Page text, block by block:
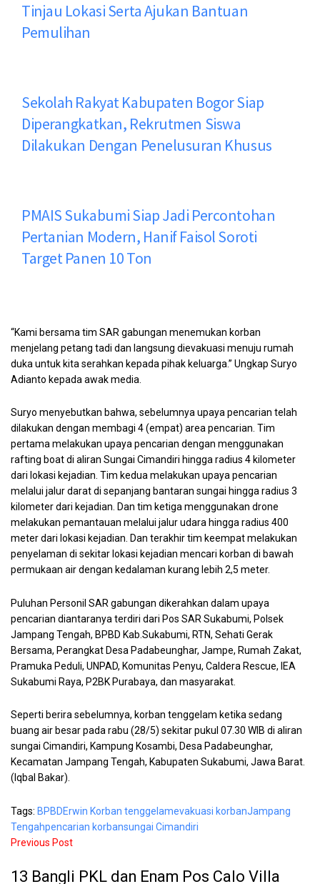
Tinjau Lokasi Serta Ajukan Bantuan
Pemulihan
Sekolah Rakyat Kabupaten Bogor Siap
Diperangkatkan, Rekrutmen Siswa
Dilakukan Dengan Penelusuran Khusus
PMAIS Sukabumi Siap Jadi Percontohan
Pertanian Modern, Hanif Faisol Soroti
Target Panen 10 Ton
“Kami bersama tim SAR gabungan menemukan korban
menjelang petang tadi dan langsung dievakuasi menuju rumah
duka untuk kita serahkan kepada pihak keluarga.” Ungkap Suryo
Adianto kepada awak media.
Suryo menyebutkan bahwa, sebelumnya upaya pencarian telah
dilakukan dengan membagi 4 (empat) area pencarian. Tim
pertama melakukan upaya pencarian dengan menggunakan
rafting boat di aliran Sungai Cimandiri hingga radius 4 kilometer
dari lokasi kejadian. Tim kedua melakukan upaya pencarian
melalui jalur darat di sepanjang bantaran sungai hingga radius 3
kilometer dari kejadian. Dan tim ketiga menggunakan drone
melakukan pemantauan melalui jalur udara hingga radius 400
meter dari lokasi kejadian. Dan terakhir tim keempat melakukan
penyelaman di sekitar lokasi kejadian mencari korban di bawah
permukaan air dengan kedalaman kurang lebih 2,5 meter.
Puluhan Personil SAR gabungan dikerahkan dalam upaya
pencarian diantaranya terdiri dari Pos SAR Sukabumi, Polsek
Jampang Tengah, BPBD Kab.Sukabumi, RTN, Sehati Gerak
Bersama, Perangkat Desa Padabeunghar, Jampe, Rumah Zakat,
Pramuka Peduli, UNPAD, Komunitas Penyu, Caldera Rescue, IEA
Sukabumi Raya, P2BK Purabaya, dan masyarakat.
Seperti berira sebelumnya, korban tenggelam ketika sedang
buang air besar pada rabu (28/5) sekitar pukul 07.30 WIB di aliran
sungai Cimandiri, Kampung Kosambi, Desa Padabeunghar,
Kecamatan Jampang Tengah, Kabupaten Sukabumi, Jawa Barat.
(Iqbal Bakar).
Tags: BPBDErwin Korban tenggelamevakuasi korbanJampang
Tengahpencarian korbansungai Cimandiri
Previous Post
13 Bangli PKL dan Enam Pos Calo Villa